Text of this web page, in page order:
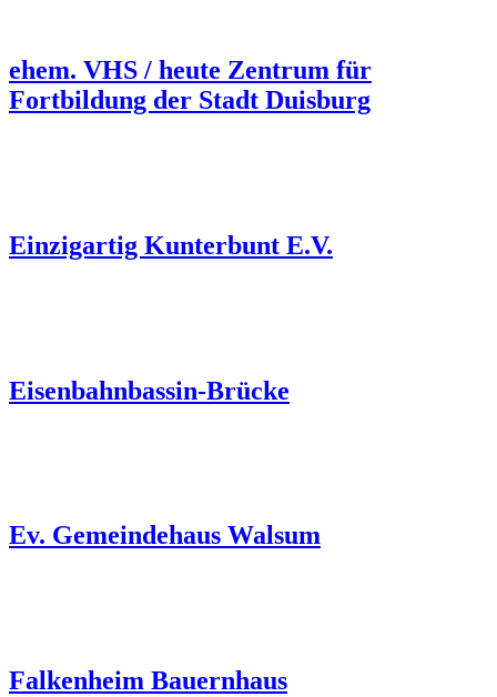
ehem. VHS / heute Zentrum für
Fortbildung der Stadt Duisburg
Einzigartig Kunterbunt E.V.
Eisenbahnbassin-Brücke
Ev. Gemeindehaus Walsum
Falkenheim Bauernhaus